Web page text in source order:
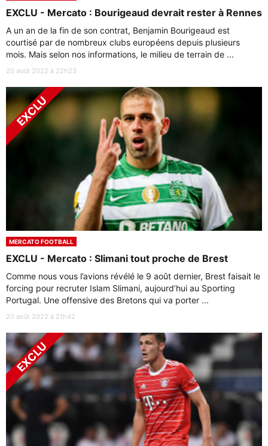
EXCLU - Mercato : Bourigeaud devrait rester à Rennes
A un an de la fin de son contrat, Benjamin Bourigeaud est
courtisé par de nombreux clubs européens depuis plusieurs
mois. Mais selon nos informations, le milieu de terrain de ...
20 août 2022 à 22h23
MERCATO FOOTBALL
EXCLU - Mercato : Slimani tout proche de Brest
Comme nous vous l’avions révélé le 9 août dernier, Brest faisait le
forcing pour recruter Islam Slimani, aujourd’hui au Sporting
Portugal. Une offensive des Bretons qui va porter ...
20 août 2022 à 21h42